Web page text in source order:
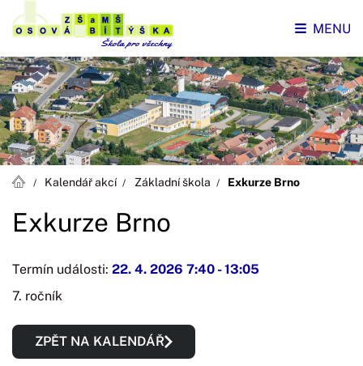
MENU
Kalendář akcí Základní škola Exkurze Brno
Exkurze Brno
Termín události: 22. 4. 2026 7:40 -13:05
7. ročník
ZPĚT NA KALENDÁŘ